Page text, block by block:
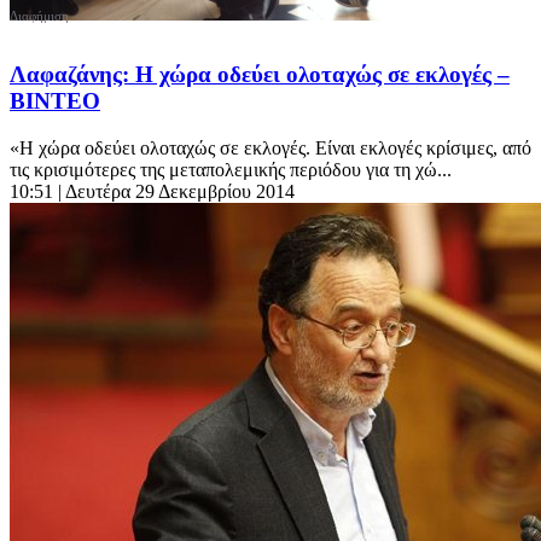
Λαφαζάνης: Η χώρα οδεύει ολοταχώς σε εκλογές –
ΒΙΝΤΕΟ
«Η χώρα οδεύει ολοταχώς σε εκλογές. Είναι εκλογές κρίσιμες, από
τις κρισιμότερες της μεταπολεμικής περιόδου για τη χώ...
10:51 | Δευτέρα 29 Δεκεμβρίου 2014